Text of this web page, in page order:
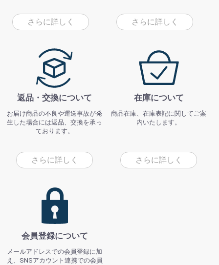
さらに詳しく さらに詳しく
返品・交換について
お届け商品の不良や運送事故が発
生した場合には返品、交換を承っ
ております。
さらに詳しく
在庫について
商品在庫、在庫表記に関してご案
内いたします。
さらに詳しく
会員登録について
メールアドレスでの会員登録に加
え、SNSアカウント連携での会員